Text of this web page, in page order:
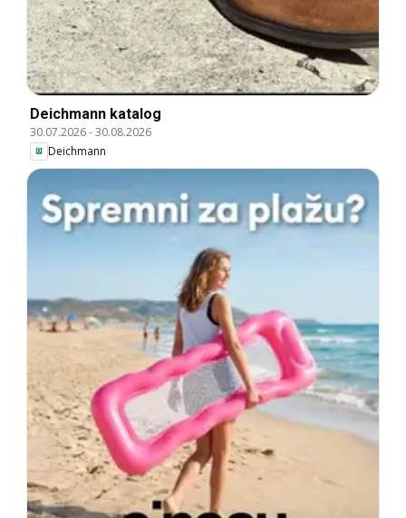
Deichmann katalog
30.07.2026-30.08.2026
Deichmann